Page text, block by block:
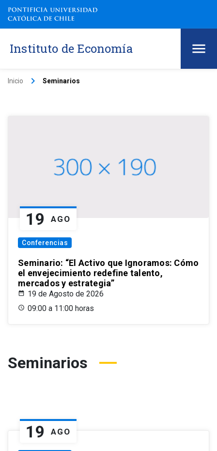
Instituto de Economía
Inicio keyboard_arrow_right Seminarios
19 AGO
Conferencias
Seminario: “El Activo que Ignoramos: Cómo
el envejecimiento redefine talento,
mercados y estrategia”
19 de Agosto de 2026
09:00 a 11:00 horas
Seminarios
19 AGO